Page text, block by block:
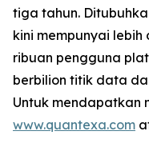
tiga tahun.
kini mempunyai
ribuan pengguna
berbilion titik data
Untuk mendapatkan
www.quantexa.com